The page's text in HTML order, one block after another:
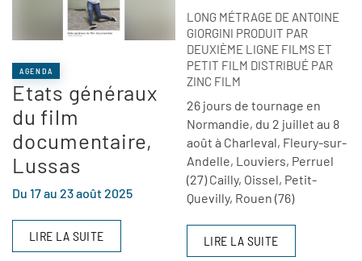
AGENDA
Etats généraux
du film
documentaire,
Lussas
Du 17 au 23 août 2025
LIRE LA SUITE
LONG MÉTRAGE DE ANTOINE
GIORGINI PRODUIT PAR
DEUXIÈME LIGNE FILMS ET
PETIT FILM DISTRIBUÉ PAR
ZINC FILM
26 jours de tournage en
Normandie, du 2 juillet au 8
août à Charleval, Fleury-sur-
Andelle, Louviers, Perruel
(27) Cailly, Oissel, Petit-
Quevilly, Rouen (76)
LIRE LA SUITE